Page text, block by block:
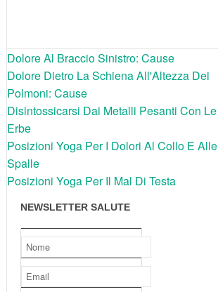
Dolore Al Braccio Sinistro: Cause
Dolore Dietro La Schiena All'Altezza Dei
Polmoni: Cause
Disintossicarsi Dai Metalli Pesanti Con Le
Erbe
Posizioni Yoga Per I Dolori Al Collo E Alle
Spalle
Posizioni Yoga Per Il Mal Di Testa
NEWSLETTER SALUTE